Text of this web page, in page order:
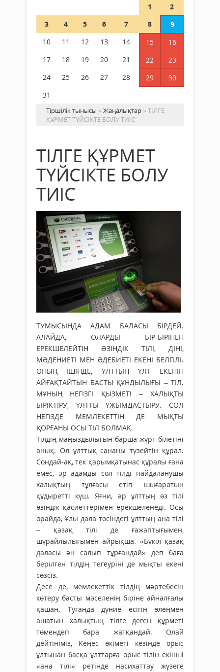
1
2
3
4 5 6 7 8
9
10
11 12 13 14 15
16
17
18 19 20 21 22
23
24
25 26 27 28 29
30
31
Тіршілік тынысы »Жаңалықтар » ТІЛГЕ
ҚҰРМЕТ ТҮЙСІКТЕ БОЛУ ТИІС
ТІЛГЕ ҚҰРМЕТ
ТҮЙСІКТЕ БОЛУ
ТИІС
ТУМЫСЫНДА АДАМ БАЛАСЫ БІРДЕЙ.
АЛАЙДА, ОЛАРДЫ БІР-БІРІНЕН
ЕРЕКШЕЛЕЙТІН ӨЗІНДІК ТІЛІ, ДІНІ,
МӘДЕНИЕТІ МЕН ӘДЕБИЕТІ ЕКЕНІ БЕЛГІЛІ.
ОНЫҢ ІШІНДЕ, ҰЛТТЫҢ ҰЛТ ЕКЕНІН
АЙҒАҚТАЙТЫН БАСТЫ ҚҰНДЫЛЫҒЫ – ТІЛ.
МҰНЫҢ НЕГІЗГІ ҚЫЗМЕТІ – ХАЛЫҚТЫ
БІРІКТІРУ, ҰЛТТЫ ҰЖЫМДАСТЫРУ. СОЛ
НЕГІЗДЕ МЕМЛЕКЕТТІҢ ДЕ МЫҚТЫ
ҚОРҒАНЫ ОСЫ ТІЛ БОЛМАҚ.
Тілдің маңыздылығын барша жұрт білетіні
анық. Ол ұлттық сананы түзейтін құрал.
Сондай-ақ, тек қарымқатынас құралы ғана
емес, әр адамды сол тілді пайдаланушы
халықтың тұлғасы етіп шығаратын
құдыретті күш. Яғни, әр ұлттың өз тілі
өзіндік қасиеттерімен ерекшеленеді. Осы
орайда, Ұлы дала төсіндегі ұлттың ана тілі
– қазақ тілі де ғажаптығымен,
шұрайлылығымен айрықша. «Бүкіл қазақ
даласы ән салып тұрғандай» деп баға
берілген тілдің тегеуріні де мықты екені
сөзсіз.
Десе де, мемлекеттік тілдің мәртебесін
көтеру басты мәселенің біріне айналғалы
қашан. Туғанда дүние есігін өлеңмен
ашатын халықтың тілге деген құрметі
төмендеп бара жатқандай. Олай
дейтініміз, Кеңес өкіметі кезінде орыс
ұлтынан басқа ұлттарға орыс тілін екінші
«ана тілі» ретінде насихаттау жүзеге